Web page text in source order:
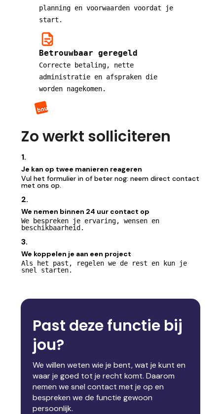
planning en voorwaarden voordat je
start.
Betrouwbaar geregeld
Correcte betaling, nette
administratie en afspraken die
worden nagekomen.
Zo werkt solliciteren
1.
Je kan op twee manieren reageren
Vul het formulier in of beter nog: neem direct contact
met ons op.
2.
We nemen binnen 24 uur contact op
We bespreken je ervaring, wensen en
beschikbaarheid.
3.
We koppelen je aan een project
Als het past, regelen we de rest en kun je
snel starten.
Past deze functie bij
jou?
We willen weten wie je bent, wat je kunt en
waar je goed tot je recht komt. Daarom
nemen we snel contact met je op en
bespreken we de functie gewoon
persoonlijk.